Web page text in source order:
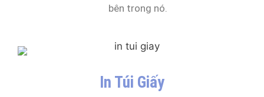
bên trong nó.
In Túi Giấy